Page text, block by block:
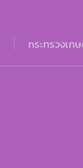
กระทรวงเ